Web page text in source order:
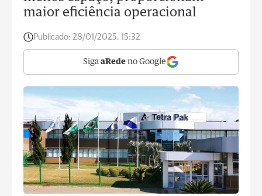
maior eficiência operacional
Publicado: 28/01/2025, 15:32
Siga aRede no Google